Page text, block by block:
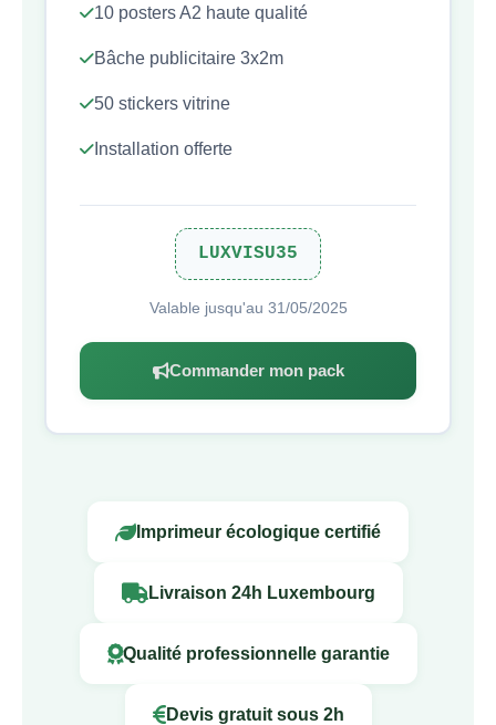
10 posters A2 haute qualité
Bâche publicitaire 3x2m
50 stickers vitrine
Installation offerte
LUXVISU35
Valable jusqu'au 31/05/2025
Commander mon pack
Imprimeur écologique certifié
Livraison 24h Luxembourg
Qualité professionnelle garantie
Devis gratuit sous 2h